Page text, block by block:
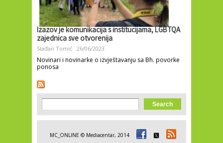
Izazov je komunikacija s institucijama, LGBTQA
zajednica sve otvorenija
Slađan Tomić 26/06/2023
Novinari i novinarke o izvještavanju sa Bh. povorke
ponosa
Search form
Search
MC_ONLINE © Mediacentar, 2014